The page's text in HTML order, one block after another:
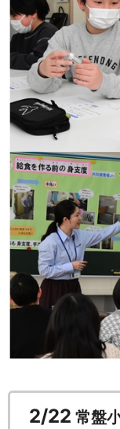
2/22 常盤